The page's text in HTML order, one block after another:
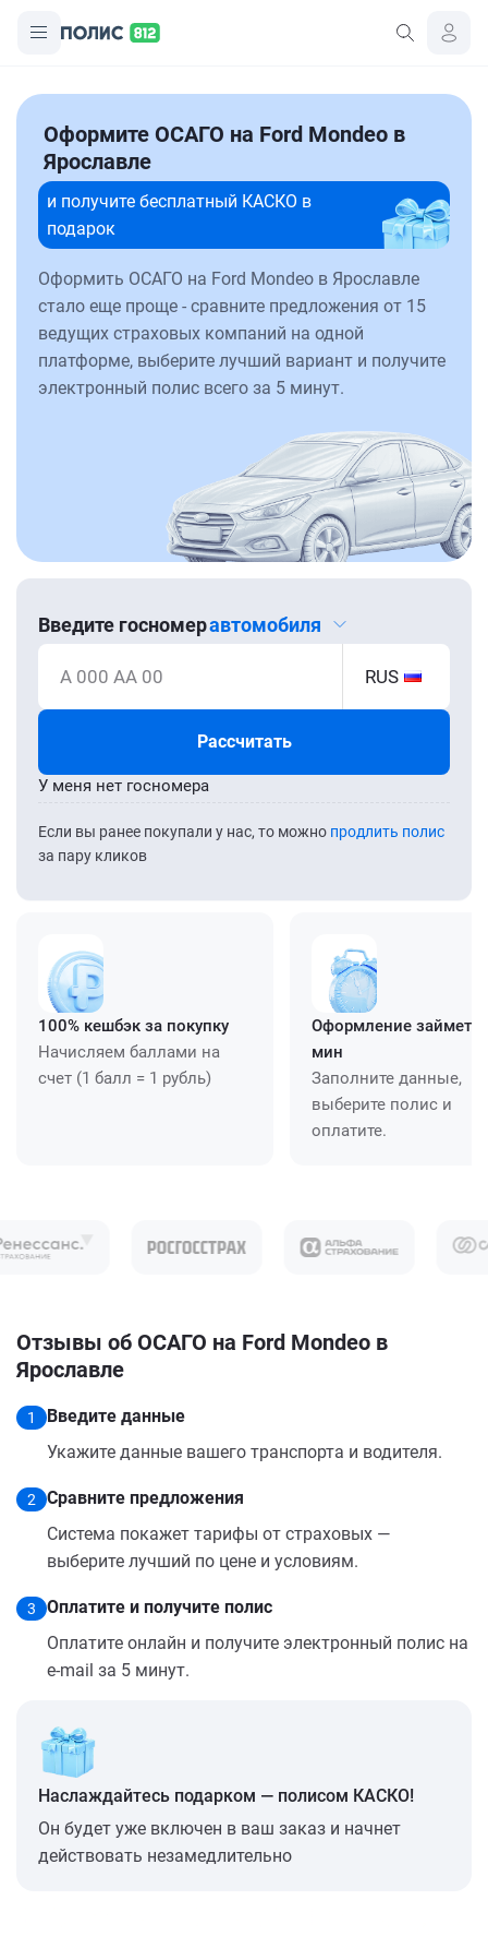
Оформите ОСАГО на Ford Mondeo в
Ярославле
и получите бесплатный КАСКО в
подарок
Оформить ОСАГО на Ford Mondeo в Ярославле
стало еще проще - сравните предложения от 15
ведущих страховых компаний на одной
платформе, выберите лучший вариант и получите
электронный полис всего за 5 минут.
Введите госномеравтомобиля
А 000 АА 00 RUS
Рассчитать
Если вы ранее покупали у нас, то можно продлить полис
за пару кликов
У меня нет госномера
100% кешбэк за покупку
Начисляем баллами на
счет (1 балл = 1 рубль)
Оформление займет
мин
Заполните данные,
выберите полис и
оплатите.
Отзывы об ОСАГО на Ford Mondeo в
Ярославле
1
Введите данные
Укажите данные вашего транспорта и водителя.
2
Сравните предложения
Система покажет тарифы от страховых —
выберите лучший по цене и условиям.
3
Оплатите и получите полис
Оплатите онлайн и получите электронный полис на
e-mail за 5 минут.
Наслаждайтесь подарком — полисом КАСКО!
Он будет уже включен в ваш заказ и начнет
действовать незамедлительно